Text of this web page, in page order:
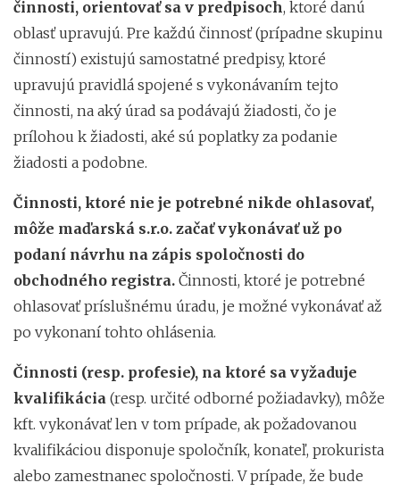
činnosti, orientovať sa v predpisoch, ktoré danú
oblasť upravujú. Pre každú činnosť (prípadne skupinu
činností) existujú samostatné predpisy, ktoré
upravujú pravidlá spojené s vykonávaním tejto
činnosti, na aký úrad sa podávajú žiadosti, čo je
prílohou k žiadosti, aké sú poplatky za podanie
žiadosti a podobne.
Činnosti, ktoré nie je potrebné nikde ohlasovať,
môže maďarská s.r.o. začať vykonávať už po
podaní návrhu na zápis spoločnosti do
obchodného registra. Činnosti, ktoré je potrebné
ohlasovať príslušnému úradu, je možné vykonávať až
po vykonaní tohto ohlásenia.
Činnosti (resp. profesie), na ktoré sa vyžaduje
kvalifikácia (resp. určité odborné požiadavky), môže
kft. vykonávať len v tom prípade, ak požadovanou
kvalifikáciou disponuje spoločník, konateľ, prokurista
alebo zamestnanec spoločnosti. V prípade, že bude